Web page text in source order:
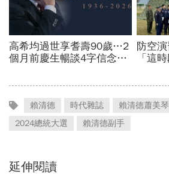
賴清德 時代雜誌 賴清德蕭美琴
2024總統大選
賴清德副手
延伸閱讀